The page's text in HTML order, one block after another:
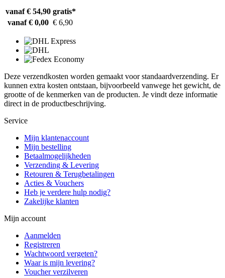
vanaf € 54,90 gratis*
vanaf € 0,00 € 6,90
Deze verzendkosten worden gemaakt voor standaardverzending. Er
kunnen extra kosten ontstaan, bijvoorbeeld vanwege het gewicht, de
grootte of de kenmerken van de producten. Je vindt deze informatie
direct in de productbeschrijving.
Service
Mijn klantenaccount
Mijn bestelling
Betaalmogelijkheden
Verzending & Levering
Retouren & Terugbetalingen
Acties & Vouchers
Heb je verdere hulp nodig?
Zakelijke klanten
Mijn account
Aanmelden
Registreren
Wachtwoord vergeten?
Waar is mijn levering?
Voucher verzilveren